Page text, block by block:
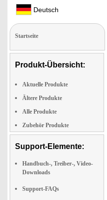
Deutsch
Startseite
Produkt-Übersicht:
Aktuelle Produkte
Ältere Produkte
Alle Produkte
Zubehör Produkte
Support-Elemente:
Handbuch-, Treiber-, Video-
Downloads
Support-FAQs